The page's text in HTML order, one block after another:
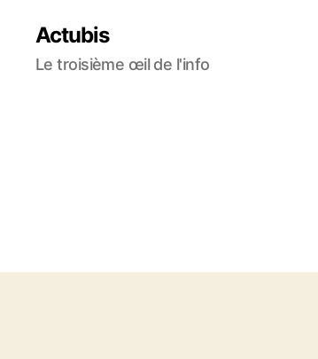
Actubis
Le troisième œil de l'info